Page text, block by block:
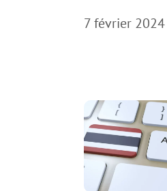
7 février 2024